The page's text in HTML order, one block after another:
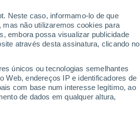
Neste caso, informamo-lo de que
não utilizaremos cookies para
embora possa visualizar publicidade
através desta assinatura, clicando no
únicos ou tecnologias semelhantes
Web, endereços IP e identificadores de
com base num interesse legítimo, ao
de dados em qualquer altura,
na base 0 cm
na parte superior